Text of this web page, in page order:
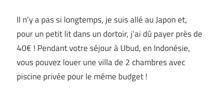
Il n’y a pas si longtemps, je suis allé au Japon et,
pour un petit lit dans un dortoir, j’ai dû payer près de
40€ ! Pendant votre séjour à Ubud, en Indonésie,
vous pouvez louer une villa de 2 chambres avec
piscine privée pour le même budget !